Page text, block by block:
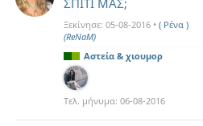
ΣΠΙΤΙ ΜΑΣ;
Ξεκίνησε: 05-08-2016 • ( Ρένα )
(ReNaM)
Αστεία & χιουμορ
Τελ. μήνυμα: 06-08-2016